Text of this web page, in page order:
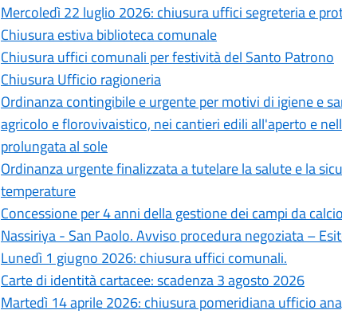
Mercoledì 22 luglio 2026: chiusura uffici segreteria e
Chiusura estiva biblioteca comunale
Chiusura uffici comunali per festività del Santo Patrono
Chiusura Ufficio ragioneria
Ordinanza contingibile e urgente per motivi di igiene e
agricolo e florovivaistico, nei cantieri edili all'aperto e
prolungata al sole
Ordinanza urgente finalizzata a tutelare la salute e la
temperature
Concessione per 4 anni della gestione dei campi da
Nassiriya - San Paolo. Avviso procedura negoziata –
Lunedì 1 giugno 2026: chiusura uffici comunali.
Carte di identità cartacee: scadenza 3 agosto 2026
Martedì 14 aprile 2026: chiusura pomeridiana ufficio